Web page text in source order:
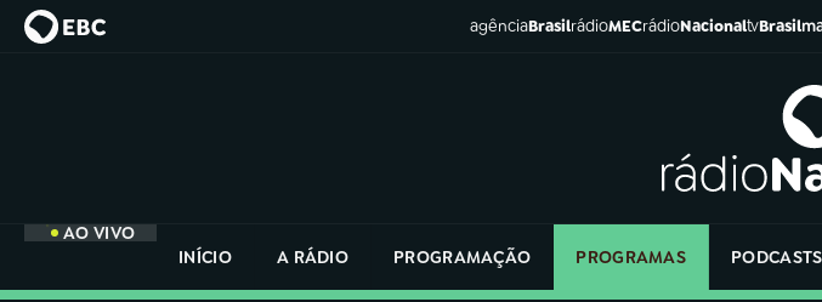
agênciaBrasilrádioMECrádioNacionaltvBrasil
AO VIVO
INÍCIO
A RÁDIO PROGRAMAÇÃO PROGRAMAS PODCASTS